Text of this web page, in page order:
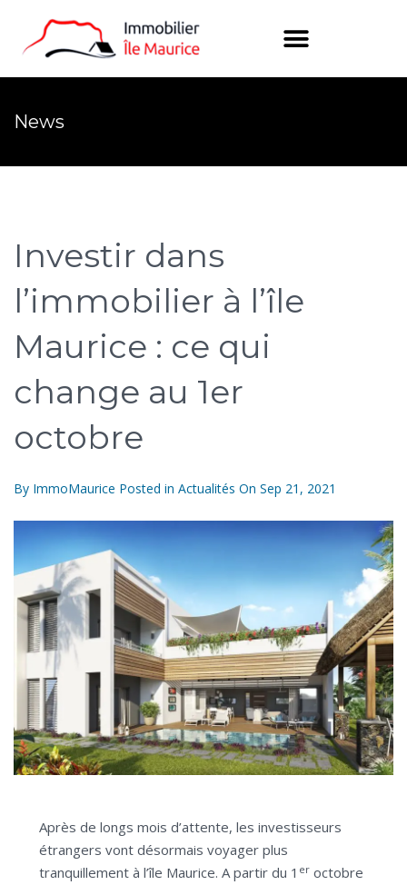
News
Investir dans
l’immobilier à l’île
Maurice : ce qui
change au 1er
octobre
By ImmoMaurice Posted in Actualités On Sep 21, 2021
Après de longs mois d’attente, les investisseurs
étrangers vont désormais voyager plus
tranquillement à l’île Maurice. A partir du 1 er octobre